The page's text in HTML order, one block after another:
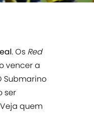
. Os Red
vencer a
Submarino
ser
quem